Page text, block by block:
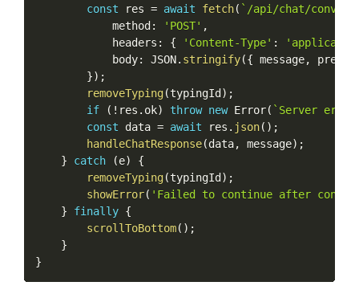
const res = await fetch( `/api/chat/
            method
: 'POST' ,
            headers
: { 'Content-Type' :
            body
: JSON. stringify({ message,
}) ;
removeTyping(typingId ) ;
if
( ! res . ok) throw new Error( `Server
const data = await res . json( ) ;
handleChatResponse(data, message) ;
}
catch (e)
{
removeTyping(typingId ) ;
showError( 'Failed to continue after
}
finally {
scrollToBottom( ) ;
}
}